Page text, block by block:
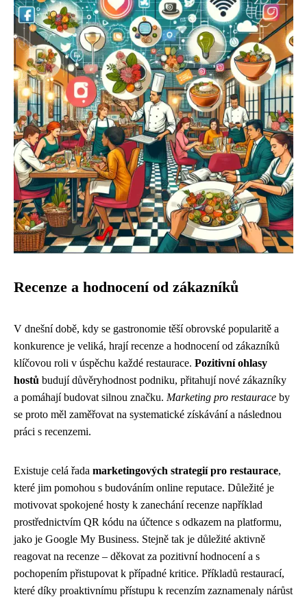
Recenze a hodnocení od zákazníků
V dnešní době, kdy se gastronomie těší obrovské popularitě a
konkurence je veliká, hrají recenze a hodnocení od zákazníků
klíčovou roli v úspěchu každé restaurace. Pozitivní ohlasy
hostů budují důvěryhodnost podniku, přitahují nové zákazníky
a pomáhají budovat silnou značku. Marketing pro restaurace by
se proto měl zaměřovat na systematické získávání a následnou
práci s recenzemi.
Existuje celá řada marketingových strategií pro restaurace,
které jim pomohou s budováním online reputace. Důležité je
motivovat spokojené hosty k zanechání recenze například
prostřednictvím QR kódu na účtence s odkazem na platformu,
jako je Google My Business. Stejně tak je důležité aktivně
reagovat na recenze – děkovat za pozitivní hodnocení a s
pochopením přistupovat k případné kritice. Příkladů restaurací,
které díky proaktivnímu přístupu k recenzím zaznamenaly nárůst